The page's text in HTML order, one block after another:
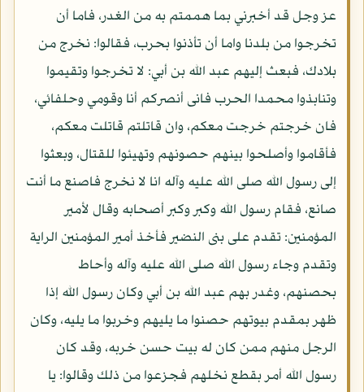
عز وجل قد أخبرني بما هممتم به من الغدر، فاما أن
تخرجوا من بلدنا واما أن تأذنوا بحرب، فقالوا: نخرج من
بلادك، فبعث إليهم عبد الله بن أبي: لا تخرجوا وتقيموا
وتنابذوا محمدا الحرب فانى أنصركم أنا وقومي وحلفائي،
فان خرجتم خرجت معكم، وان قاتلتم قاتلت معكم،
فأقاموا وأصلحوا بينهم حصونهم وتهيئوا للقتال، وبعثوا
إلى رسول الله صلى الله عليه وآله انا لا نخرج فاصنع ما أنت
صانع، فقام رسول الله وكبر وكبر أصحابه وقال لأمير
المؤمنين: تقدم على بنى النضير فأخذ أمير المؤمنين الراية
وتقدم وجاء رسول الله صلى الله عليه وآله وأحاط
بحصنهم، وغدر بهم عبد الله بن أبي وكان رسول الله إذا
ظهر بمقدم بيوتهم حصنوا ما يليهم وخربوا ما يليه، وكان
الرجل منهم ممن كان له بيت حسن خربه، وقد كان
رسول الله أمر بقطع نخلهم فجزعوا من ذلك وقالوا: يا